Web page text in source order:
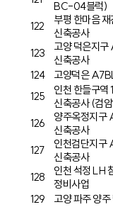
BC-04블럭)
122
부평 한마음
신축공사
123
고양 덕은지
신축공사
124
고양덕은
125
인천 한들구역
신축공사 (검
126
양주옥정지구
신축공사
127
인천검단지구
신축공사
128
인천 석정 LH
정비사업
129
고양 파주 양주